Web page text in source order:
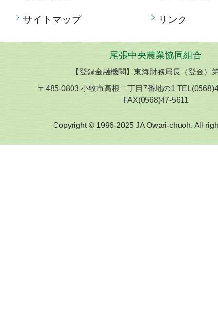
サイトマップ リンク
尾張中央農業協同組合
【登録金融機関】東海財務局長（登金）
〒485-0803 小牧市高根二丁目7番地の1
FAX(0568)47-5611
Copyright © 1996-2025 JA Owari-chuoh. All